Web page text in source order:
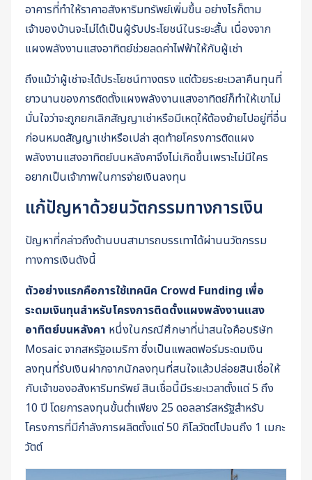
อาคารที่ทำให้ราคาอสังหาริมทรัพย์เพิ่มขึ้น อย่างไรก็ตาม
เจ้าของบ้านจะไม่ได้เป็นผู้รับประโยชน์ในระยะสั้น เนื่องจาก
แผงพลังงานแสงอาทิตย์ช่วยลดค่าไฟฟ้าให้กับผู้เช่า
ถึงแม้ว่าผู้เช่าจะได้ประโยชน์ทางตรง แต่ด้วยระยะเวลาคืนทุนที่
ยาวนานของการติดตั้งแผงพลังงานแสงอาทิตย์ก็ทำให้เขาไม่
มั่นใจว่าจะถูกยกเลิกสัญญาเช่าหรือมีเหตุให้ต้องย้ายไปอยู่ที่อื่น
ก่อนหมดสัญญาเช่าหรือเปล่า สุดท้ายโครงการติดแผง
พลังงานแสงอาทิตย์บนหลังคาจึงไม่เกิดขึ้นเพราะไม่มีใคร
อยากเป็นเจ้าภาพในการจ่ายเงินลงทุน
แก้ปัญหาด้วยนวัตกรรมทางการเงิน
ปัญหาที่กล่าวถึงด้านบนสามารถบรรเทาได้ผ่านนวัตกรรม
ทางการเงินดังนี้
ตัวอย่างแรกคือการใช้เทคนิค Crowd Funding เพื่อ
ระดมเงินทุนสำหรับโครงการติดตั้งแผงพลังงานแสง
อาทิตย์บนหลังคา หนึ่งในกรณีศึกษาที่น่าสนใจคือบริษัท
Mosaic จากสหรัฐอเมริกา ซึ่งเป็นแพลตฟอร์มระดมเงิน
ลงทุนที่รับเงินฝากจากนักลงทุนที่สนใจแล้วปล่อยสินเชื่อให้
กับเจ้าของอสังหาริมทรัพย์ สินเชื่อนี้มีระยะเวลาตั้งแต่ 5 ถึง
10 ปี โดยการลงทุนขั้นต่ำเพียง 25 ดอลลาร์สหรัฐสำหรับ
โครงการที่มีกำลังการผลิตตั้งแต่ 50 กิโลวัตต์ไปจนถึง 1 เมกะ
วัตต์